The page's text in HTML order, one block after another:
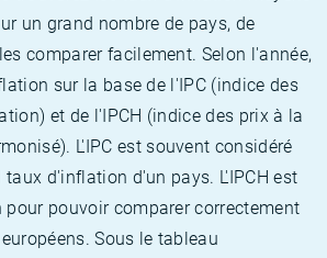
un grand nombre de pays, de
comparer facilement. Selon l'année,
sur la base de l'IPC (indice des
et de l'IPCH (indice des prix à la
L'IPC est souvent considéré
d'inflation d'un pays. L'IPCH est
pour pouvoir comparer correctement
Sous le tableau